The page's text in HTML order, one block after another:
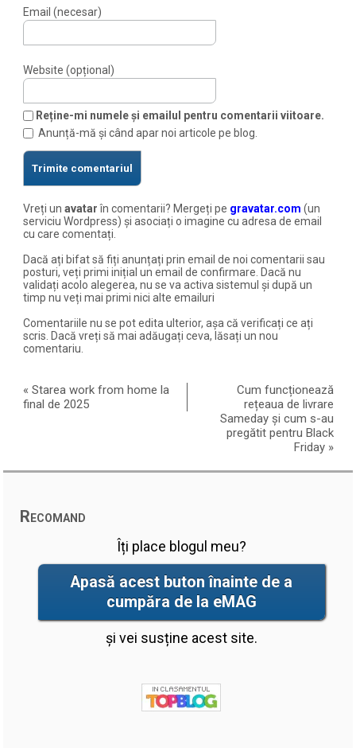
Email (necesar)
Website (opțional)
Reține-mi numele și emailul pentru comentarii viitoare.
Anunță-mă și când apar noi articole pe blog.
Vreți unavatarîn comentarii? Mergeți pe gravatar.com (un
serviciu Wordpress) și asociați o imagine cu adresa de email
cu care comentați.
Dacă ați bifat să fiți anunțați prin email de noi comentarii sau
posturi, veți primi inițial un email de confirmare. Dacă nu
validați acolo alegerea, nu se va activa sistemul și după un
timp nu veți mai primi nici alte emailuri
Comentariile nu se pot edita ulterior, așa că verificați ce ați
scris. Dacă vreți să mai adăugați ceva, lăsați un nou
comentariu.
«Starea work from home la
final de 2025
Cum funcționează
rețeaua de livrare
Sameday și cum s-au
pregătit pentru Black
Friday »
Recomand
Îți place blogul meu?
Apasă acest buton înainte de a
cumpăra de la eMAG
și vei susține acest site.